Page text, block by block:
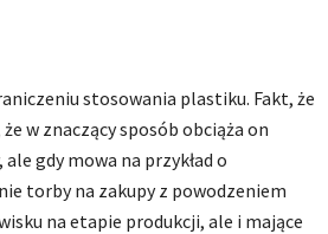
stosowania plastiku. Fakt, że
w znaczący sposób obciąża on
gdy mowa na przykład o
torby na zakupy z powodzeniem
na etapie produkcji, ale i mające